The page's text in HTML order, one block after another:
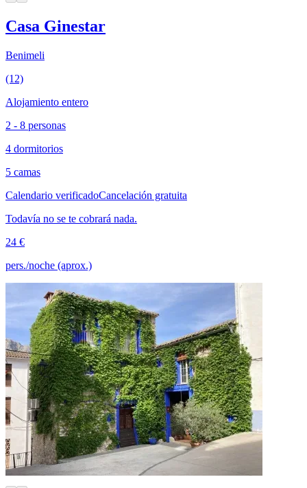
Casa Ginestar
Benimeli
(12)
Alojamiento entero
2 - 8 personas
4 dormitorios
5 camas
Calendario verificadoCancelación gratuita
Todavía no se te cobrará nada.
24 €
pers./noche (aprox.)